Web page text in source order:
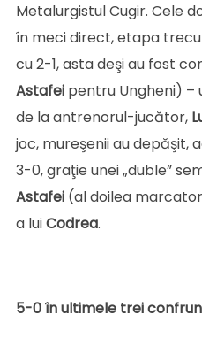
Metalurgistul Cugir. Cele
în meci direct, etapa
cu 2-1, asta deşi au fost
Astafeipentru Ungheni) –
de la antrenorul-jucător,
joc, mureşenii au depăşit,
3-0, graţie unei „duble”
Astafei(al doilea marcator
a luiCodrea.
5-0 în ultimele trei